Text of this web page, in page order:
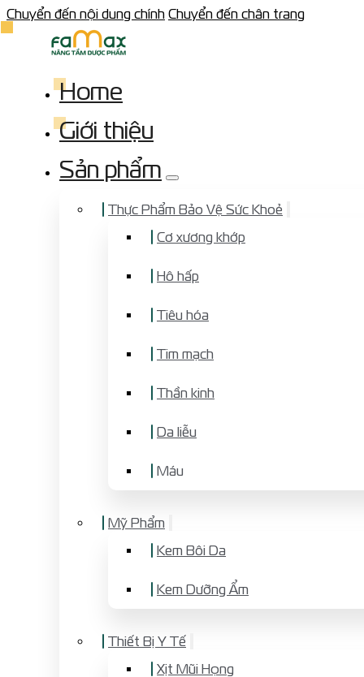
Chuyển đến nội dung chính Chuyển đến chân trang
Home
Giới thiệu
Sản phẩm
Thực Phẩm Bảo Vệ Sức Khoẻ
Cơ xương khớp
Hô hấp
Tiêu hóa
Tim mạch
Thần kinh
Da liễu
Máu
Mỹ Phẩm
Kem Bôi Da
Kem Dưỡng Ẩm
Thiết Bị Y Tế
Xịt Mũi Họng